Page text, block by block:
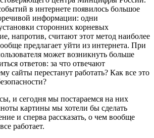
в интернете появилось большое
информации: одни
сторонних корневых
напротив, считают этот метод наиболее
предлагает уйти из интернета. При
может возникнуть больше
ответов: за что отвечают
сайты перестанут работать? Как все это
и сегодня мы постараемся на них
картины мы хотели бы сделать
и сперва рассказать, о чем вообще
работает.